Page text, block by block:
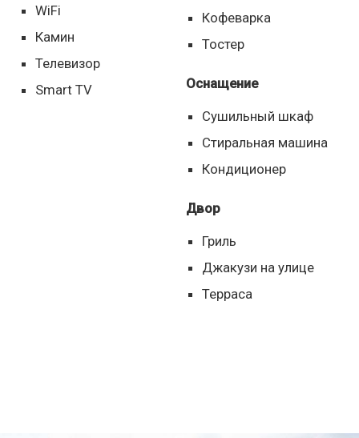
WiFi
Камин
Телевизор
Smart TV
Кофеварка
Тостер
Оснащение
Сушильный шкаф
Стиральная машина
Кондиционер
Двор
Гриль
Джакузи на улице
Терраса